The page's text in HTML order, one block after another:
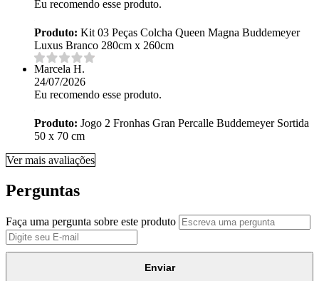
Eu recomendo esse produto.
Produto: Kit 03 Peças Colcha Queen Magna Buddemeyer
Luxus Branco 280cm x 260cm
Marcela H.
24/07/2026
Eu recomendo esse produto.
Produto: Jogo 2 Fronhas Gran Percalle Buddemeyer Sortida
50 x 70 cm
Ver mais avaliações
Perguntas
Faça uma pergunta sobre este produto
Enviar